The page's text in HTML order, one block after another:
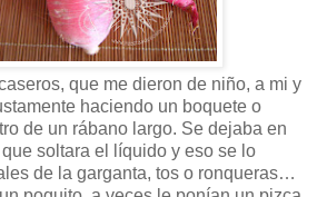
que me dieron de niño, a mi y
haciendo un boquete o
de un rábano largo. Se dejaba en
soltara el líquido y eso se lo
de la garganta, tos o ronqueras…